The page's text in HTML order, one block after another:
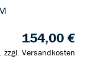
154,00 €
zzgl. Versandkosten